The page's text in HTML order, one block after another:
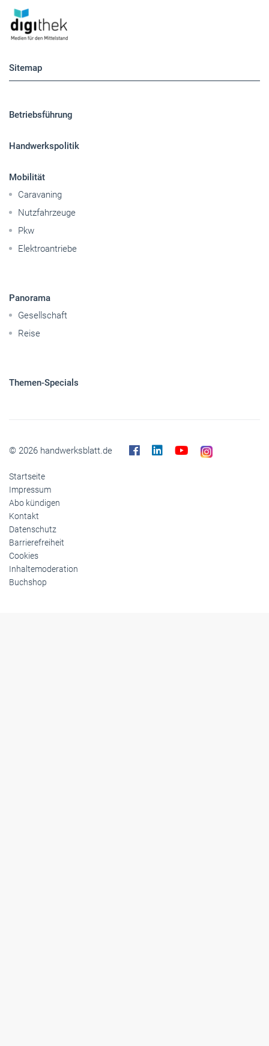
Sitemap
Betriebsführung
Handwerkspolitik
Mobilität
Caravaning
Nutzfahrzeuge
Pkw
Elektroantriebe
Panorama
Gesellschaft
Reise
Themen-Specials
© 2026 handwerksblatt.de
Startseite
Impressum
Abo kündigen
Kontakt
Datenschutz
Barrierefreiheit
Cookies
Inhaltemoderation
Buchshop